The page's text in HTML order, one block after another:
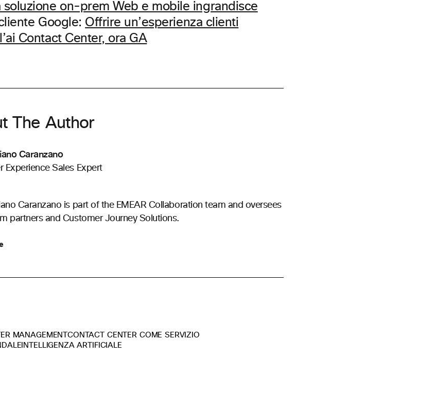
soluzione on-prem Web e mobile ingrandisce
Google: Offrire un’esperienza clienti
Contact Center, ora GA
The Author
Caranzano
Experience Sales Expert
Caranzano is part of the EMEAR Collaboration team and oversees
partners and Customer Journey Solutions.
MANAGEMENTCONTACT CENTER COME SERVIZIO
INTELLIGENZA ARTIFICIALE